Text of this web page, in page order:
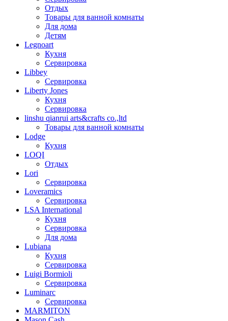
Отдых
Товары для ванной комнаты
Для дома
Детям
Legnoart
Кухня
Сервировка
Libbey
Сервировка
Liberty Jones
Кухня
Сервировка
linshu qianrui arts&crafts co.,ltd
Товары для ванной комнаты
Lodge
Кухня
LOQI
Отдых
Lori
Сервировка
Loveramics
Сервировка
LSA International
Кухня
Сервировка
Для дома
Lubiana
Кухня
Сервировка
Luigi Bormioli
Сервировка
Luminarc
Сервировка
MARMITON